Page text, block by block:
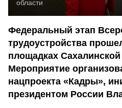
области
Федеральный этап
трудоустройства
площадках Сахалинской
Мероприятие
нацпроекта «Кадры»,
президентом России